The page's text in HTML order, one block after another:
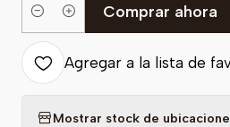
Cantidad
Comprar ahora
Agregar a la lista de
Mostrar stock de